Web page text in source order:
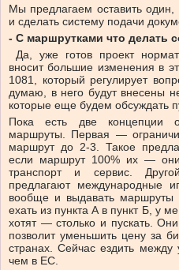
Мы предлагаем оставить
и сделать систему подачи
- С маршрутками что делать
Да, уже готов проект
вносит большие изменения в
1081, который регулирует
думаю, в него будут внесены
которые еще будем обсуждать
Пока есть две концепции
маршруты. Первая —
маршрут до 2-3. Такое
если маршрут 100% их — они
транспорт и сервис.
предлагают международные
вообще и выдавать маршруты
ехать из пункта А в пункт Б, у
хотят — столько и пускать.
позволит уменьшить цену за
странах. Сейчас ездить между
чем в ЕС.